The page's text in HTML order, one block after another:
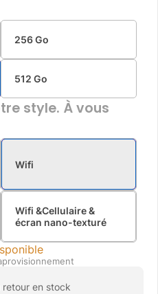
256 Go
512 Go
style. À vous
Wifi
Wifi &Cellulaire &
écran nano-texturé
retour en stock